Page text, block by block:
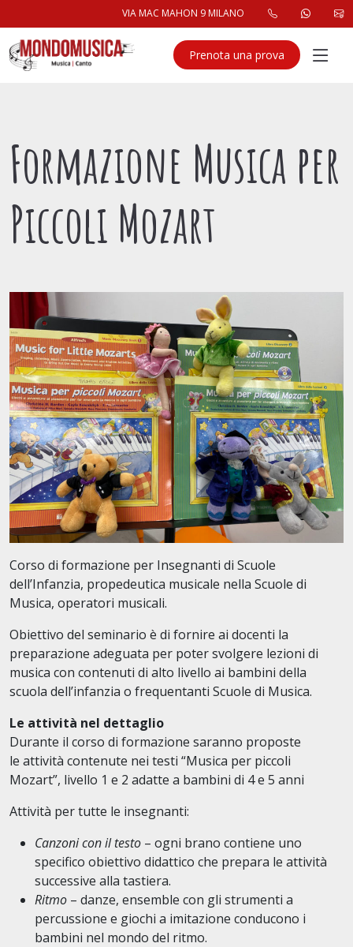
VIA MAC MAHON 9 MILANO
Prenota una prova
Formazione Musica per
Piccoli Mozart
Corso di formazione per Insegnanti di Scuole
dell’Infanzia, propedeutica musicale nella Scuole di
Musica, operatori musicali.
Obiettivo del seminario è di fornire ai docenti la
preparazione adeguata per poter svolgere lezioni di
musica con contenuti di alto livello ai bambini della
scuola dell’infanzia o frequentanti Scuole di Musica.
Le attività nel dettaglio
Durante il corso di formazione saranno proposte
le attività contenute nei testi “Musica per piccoli
Mozart”, livello 1 e 2 adatte a bambini di 4 e 5 anni
Attività per tutte le insegnanti:
Canzoni con il testo – ogni brano contiene uno
specifico obiettivo didattico che prepara le attività
successive alla tastiera.
Ritmo – danze, ensemble con gli strumenti a
percussione e giochi a imitazione conducono i
bambini nel mondo del ritmo.